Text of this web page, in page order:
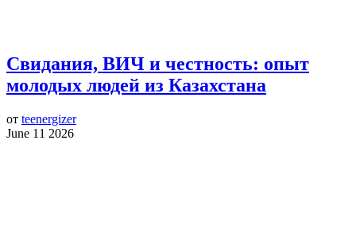
Свидания, ВИЧ и честность: опыт
молодых людей из Казахстана
от teenergizer
June 11 2026